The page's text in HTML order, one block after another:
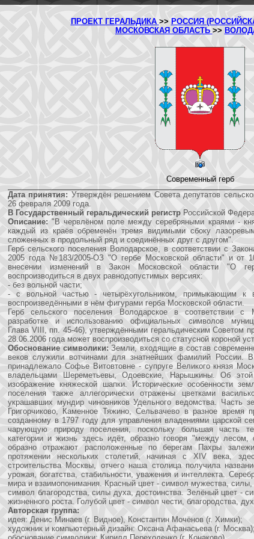
ПРОЕКТ ГЕРАЛЬДИКА >> РОССИЯ
МОСКОВСКАЯ ОБЛАСТЬ >>
Современный герб
Дата принятия: Утверждён решением Совета депутатов
26 февраля 2009 года.
В Государственный геральдический регистр Российской
Описание: "В червлёном поле между серебряными краями -
каждый из краёв обременён тремя видимыми сбоку
сложенных в продольный ряд и соединённых друг с другом".
Герб сельского поселения Володарское, в соответствии с
2005 года №183/2005-ОЗ "О гербе Московской области" и
внесении изменений в Закон Московской области "О
воспроизводиться в двух равнодопустимых версиях:
- без вольной части;
- с вольной частью - четырёхугольником, примыкающим
воспроизведёнными в нём фигурами герба Московской области.
Герб сельского поселения Володарское в соответствии с
разработке и использованию официальных символов
Глава VIII, пп. 45-46), утверждёнными геральдическим Советом
28.06.2006 года может воспроизводиться со статусной короной
Обоснование символики:Земли, входящие в состав
веков служили вотчинами для знатнейших фамилий России.
принадлежало Софье Витовтовне - супруге Великого князя
владельцами Шереметьевы, Одоевские, Нарышкины. Об этой
изображение княжеской шапки. Исторические особенности
поселения также аллегорически отражены цветками
украшавших мундир чиновников Удельного ведомства. Часть
Григорчиково, Каменное Тяжино, Сельвачево в разное время
созданному в 1797 году для управления владениями царской
чарующую природу поселения, поскольку большая часть
категории и жизнь здесь идёт, образно говоря "между
образно отражают расположенные по берегам Пахры
протяжении нескольких столетий, начиная с XIV века,
строительства Москвы, отчего наша столица получила
урожая, богатства, стабильности, уважения и интеллекта.
мира и взаимопонимания. Красный цвет - символ мужества,
символ благородства, силы духа, достоинства. Зелёный цвет -
жизненного роста. Голубой цвет - символ чести, благородства,
Авторская группа:
идея: Денис Минаев (г. Видное), Константин Мочёнов (г. Химки);
художник и компьютерный дизайн: Оксана Афанасьева (г. Москва);